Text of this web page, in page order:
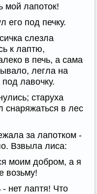
мой лапоток!
его под печку.
слезла
к лаптю,
в печь, а сама
легла на
под лавочку.
старуха
снаряжаться в лес
за лапотком -
Взвыла лиса:
моим добром, а я
возьму!
нет лаптя! Что